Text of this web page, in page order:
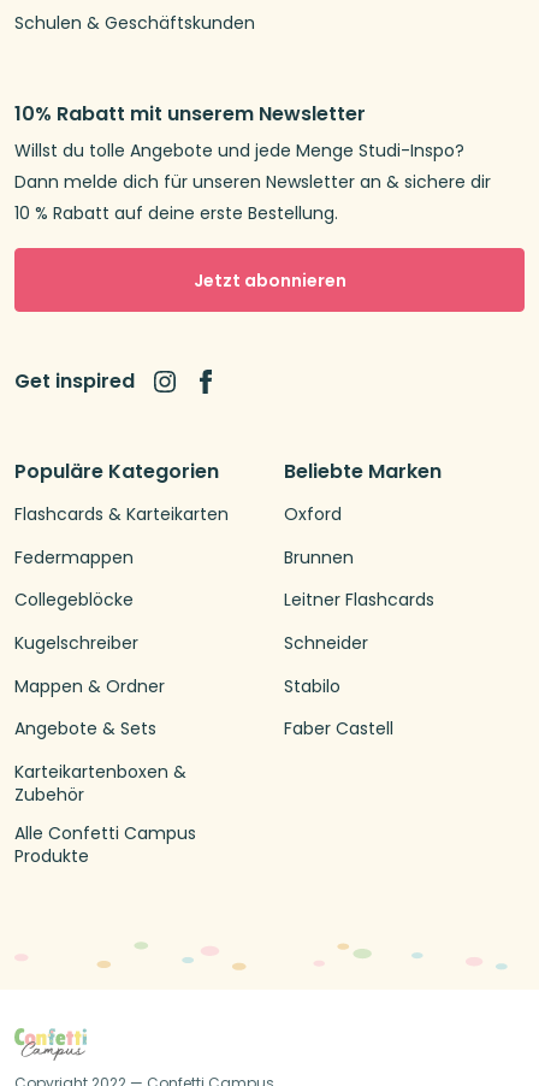
Populäre Kategorien
Flashcards & Karteikarten
Federmappen
Collegeblöcke
Kugelschreiber
Mappen & Ordner
Angebote & Sets
Karteikartenboxen &
Zubehör
Alle Confetti Campus
Produkte
Beliebte Marken
Oxford
Brunnen
Leitner Flashcards
Schneider
Stabilo
Faber Castell
Schulen & Geschäftskunden
10% Rabatt mit unserem Newsletter
Willst du tolle Angebote und jede Menge Studi-Inspo?
Dann melde dich für unseren Newsletter an & sichere dir
10 % Rabatt auf deine erste Bestellung.
Jetzt abonnieren
Get inspired